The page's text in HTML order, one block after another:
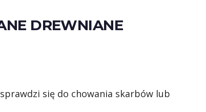
DREWNIANE
się do chowania skarbów lub